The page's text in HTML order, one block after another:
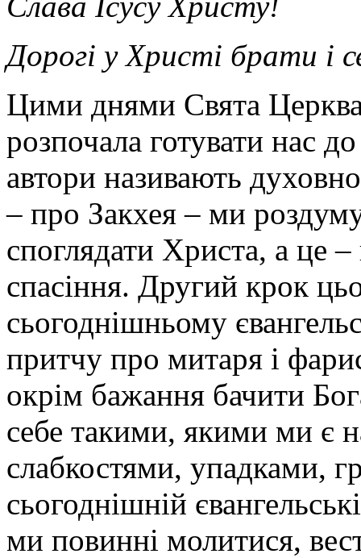
Дорогі у Христі брати і
Цими днями Свята
розпочала готувати нас
автори називають
– про Закхея – ми
споглядати Христа, а це
спасіння. Другий крок
сьогоднішньому
притчу про митаря і
окрім бажання бачити
себе такими, якими ми є
слабкостями, упадками,
сьогоднішній
ми повинні молитися,